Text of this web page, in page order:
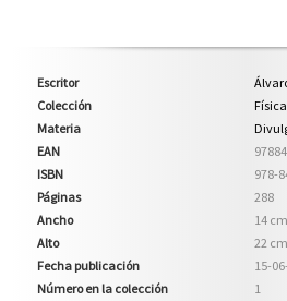
Escritor
Colección
Materia
EAN
ISBN
978-
Páginas
288
Ancho
14 cm
Alto
22 cm
Fecha publicación
15-
Número en la colección
1